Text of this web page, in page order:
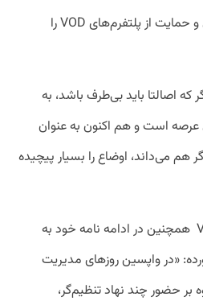
مجموعه‌های ذیربط برای رونق و حمایت از پلتفرم‌های VOD را
که اصالتا باید بی‌طرف باشد، به
عرصه است و هم اکنون به عنوان
هم می‌داند، اوضاع را بسیار پیچیده
انجمن صنفی شرکت‌های VOD همچنین در ادامه نامه خود به
«در واپسین روزهای مدیریت
حضور چند نهاد تنظیم‌گر،